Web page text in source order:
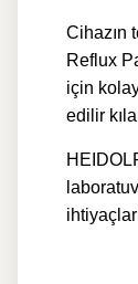
Cihazın
Reflux
için
edilir